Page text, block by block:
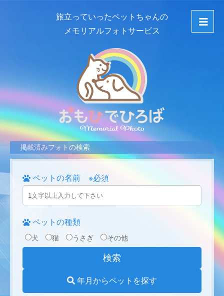
旅立っていったペットちゃんの
メモリアルフォトサービス
掲載済みフォトの検索
ペットの名前 ※必須
ペットの種類
犬 猫 うさぎ その他
年月からペットを探す